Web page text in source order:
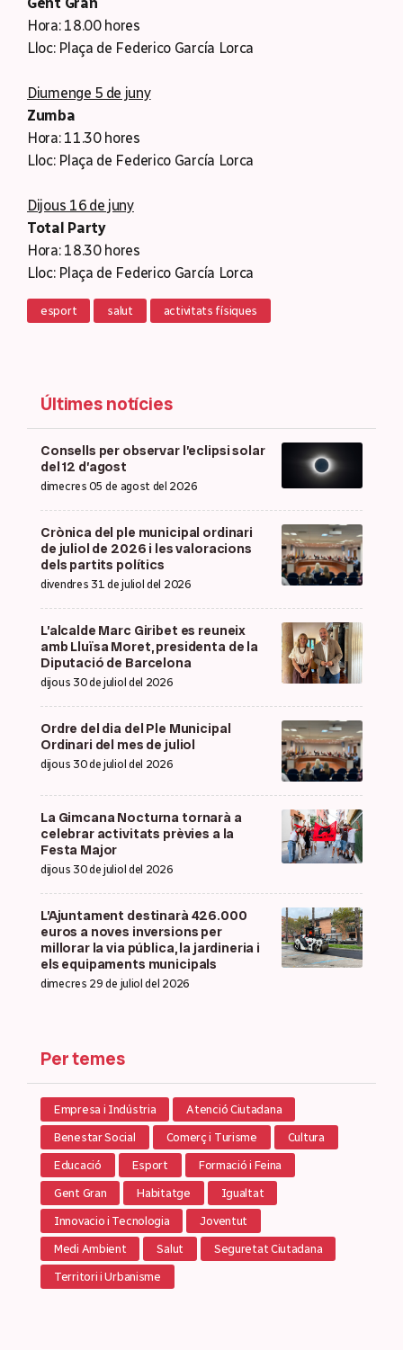
Gent Gran
Hora: 18.00 hores
Lloc: Plaça de Federico García Lorca
Diumenge 5 de juny
Zumba
Hora: 11.30 hores
Lloc: Plaça de Federico García Lorca
Dijous 16 de juny
Total Party
Hora: 18.30 hores
Lloc: Plaça de Federico García Lorca
esport salut activitats físiques
Últimes notícies
Consells per observar l’eclipsi solar
del 12 d’agost
dimecres 05 de agost del 2026
Crònica del ple municipal ordinari
de juliol de 2026 i les valoracions
dels partits polítics
divendres 31 de juliol del 2026
L’alcalde Marc Giribet es reuneix
amb Lluïsa Moret, presidenta de la
Diputació de Barcelona
dijous 30 de juliol del 2026
Ordre del dia del Ple Municipal
Ordinari del mes de juliol
dijous 30 de juliol del 2026
La Gimcana Nocturna tornarà a
celebrar activitats prèvies a la
Festa Major
dijous 30 de juliol del 2026
L’Ajuntament destinarà 426.000
euros a noves inversions per
millorar la via pública, la jardineria i
els equipaments municipals
dimecres 29 de juliol del 2026
Per temes
Empresa i Indústria Atenció Ciutadana
Benestar Social Comerç i Turisme Cultura
Educació Esport Formació i Feina
Gent Gran Habitatge Igualtat
Innovacio i Tecnologia Joventut
Medi Ambient Salut Seguretat Ciutadana
Territori i Urbanisme